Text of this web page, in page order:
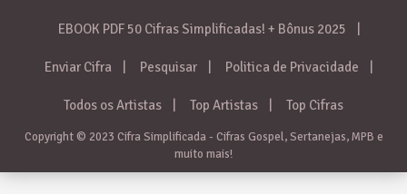
EBOOK PDF 50 Cifras Simplificadas! + Bônus 2025
Enviar Cifra Pesquisar Politica de Privacidade
Todos os Artistas Top Artistas Top Cifras
Copyright © 2023 Cifra Simplificada - Cifras Gospel, Sertanejas, MPB e
muito mais!